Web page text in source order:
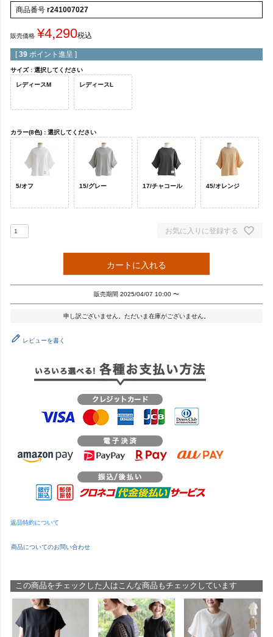
商品番号 r241007027
販売価格 ¥4,290税込
[ 39 ポイント進呈 ]
サイズ 選択してください
レディースM レディースL
カラー(8色) 選択してください
5/オフ 15/グレー 17/チャコール 45/オレンジ
お気に入りに登録する
カートに入れる
販売期間 2025/04/07 10:00 〜
申し訳ございません。ただいま在庫がございません。
レビューを書く
返品特約について
商品についてのお問い合わせ
この商品をチェックした人はこんな商品もチェックしています